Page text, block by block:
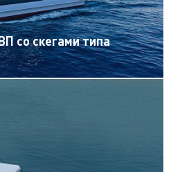
со скегами типа